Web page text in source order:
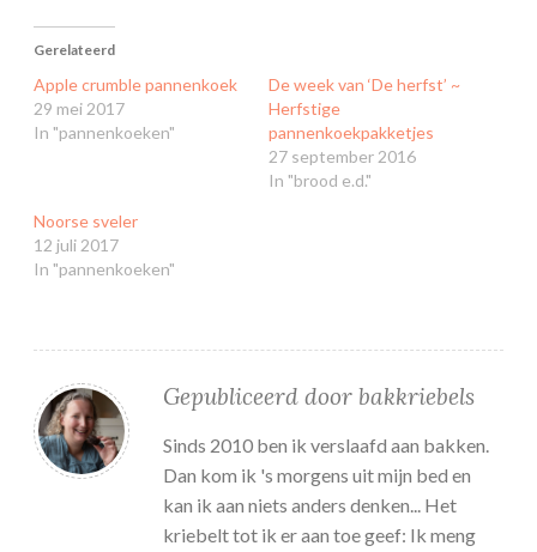
Gerelateerd
Apple crumble pannenkoek
29 mei 2017
In "pannenkoeken"
De week van ‘De herfst’ ~
Herfstige
pannenkoekpakketjes
27 september 2016
In "brood e.d."
Noorse sveler
12 juli 2017
In "pannenkoeken"
Gepubliceerd door bakkriebels
Sinds 2010 ben ik verslaafd aan bakken.
Dan kom ik 's morgens uit mijn bed en
kan ik aan niets anders denken... Het
kriebelt tot ik er aan toe geef: Ik meng